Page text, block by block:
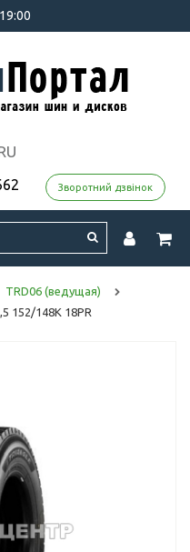
Зворотний дзвінок
TRD06 (ведущая)
152/148K 18PR